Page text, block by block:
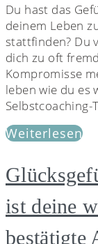
Du hast das
deinem Leben
stattfinden? Du
dich zu oft
Kompromisse
leben wie du es
Selbstcoaching-
Weiterlesen
ist deine
bestätigte